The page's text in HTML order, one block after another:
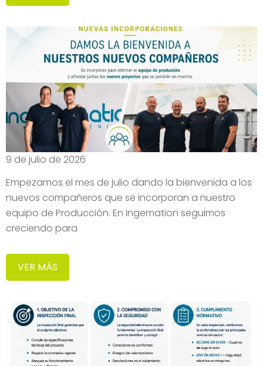
9 de julio de 2026
Empezamos el mes de julio dando la bienvenida a los
nuevos compañeros que se incorporan a nuestro
equipo de Producción. En Ingemation seguimos
creciendo para
VER MÁS